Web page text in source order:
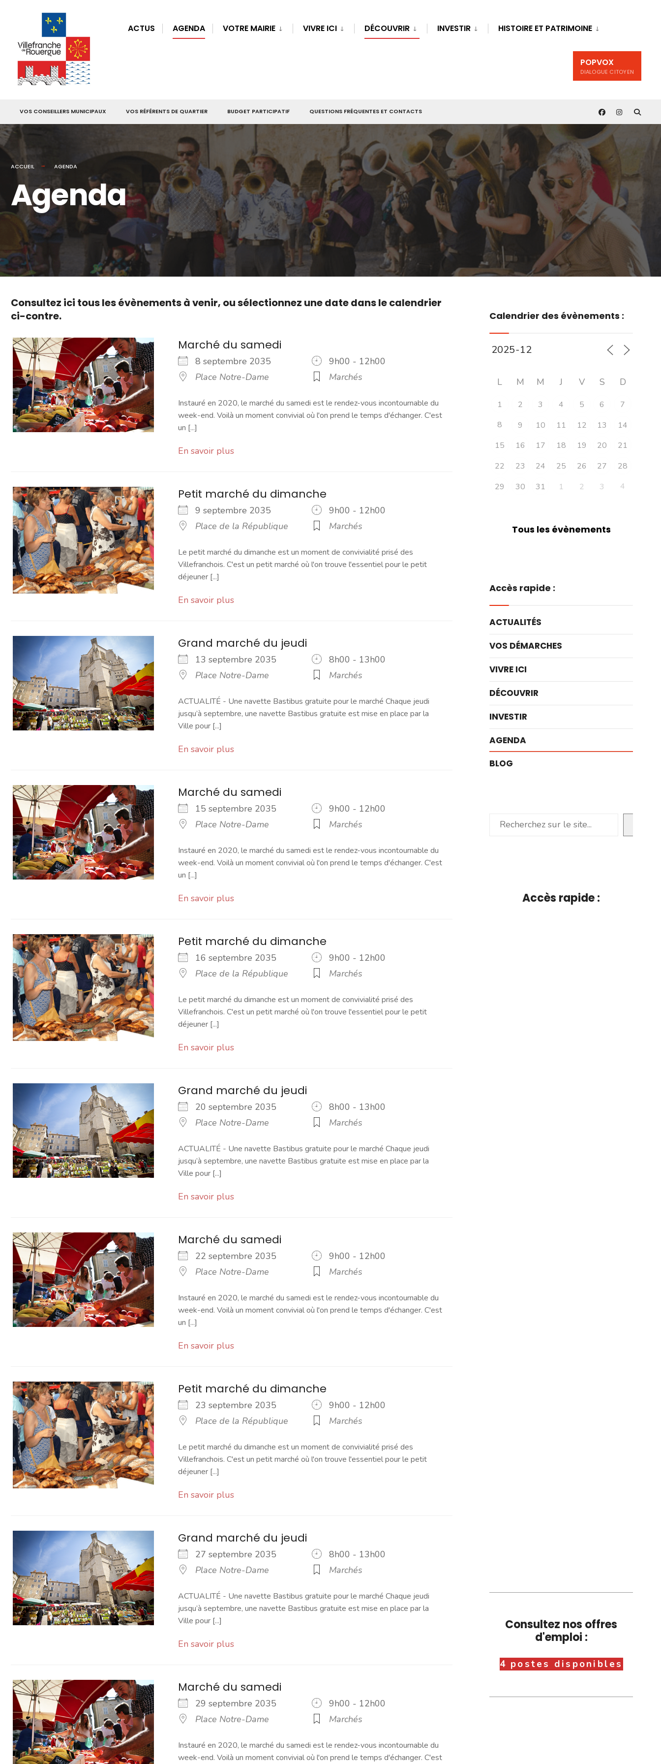
ACTUS AGENDA VOTRE MAIRIE VIVRE ICI DÉCOUVRIR INVESTIR HISTOIRE ET PATRIMOINE
POPVOX
DIALOGUE CITOYEN
VOS CONSEILLERS MUNICIPAUX VOS RÉFÉRENTS DE QUARTIER BUDGET PARTICIPATIF QUESTIONS FRÉQUENTES ET CONTACTS
ACCUEIL AGENDA
Agenda
Consultez ici tous les évènements à venir, ou sélectionnez une date dans le calendrier
ci-contre.
Marché du samedi
8 septembre 2035
9h00 - 12h00
Place Notre-Dame
Marchés
Instauré en 2020, le marché du samedi est le rendez-vous incontournable du
week-end. Voilà un moment convivial où l'on prend le temps d'échanger. C'est
un [...]
En savoir plus
Petit marché du dimanche
9 septembre 2035
9h00 - 12h00
Place de la République
Marchés
Le petit marché du dimanche est un moment de convivialité prisé des
Villefranchois. C'est un petit marché où l'on trouve l'essentiel pour le petit
déjeuner [...]
En savoir plus
Grand marché du jeudi
13 septembre 2035
8h00 - 13h00
Place Notre-Dame
Marchés
ACTUALITÉ - Une navette Bastibus gratuite pour le marché Chaque jeudi
jusqu’à septembre, une navette Bastibus gratuite est mise en place par la
Ville pour [...]
En savoir plus
Marché du samedi
15 septembre 2035
9h00 - 12h00
Place Notre-Dame
Marchés
Instauré en 2020, le marché du samedi est le rendez-vous incontournable du
week-end. Voilà un moment convivial où l'on prend le temps d'échanger. C'est
un [...]
En savoir plus
Petit marché du dimanche
16 septembre 2035
9h00 - 12h00
Place de la République
Marchés
Le petit marché du dimanche est un moment de convivialité prisé des
Villefranchois. C'est un petit marché où l'on trouve l'essentiel pour le petit
déjeuner [...]
En savoir plus
Grand marché du jeudi
20 septembre 2035
8h00 - 13h00
Place Notre-Dame
Marchés
ACTUALITÉ - Une navette Bastibus gratuite pour le marché Chaque jeudi
jusqu’à septembre, une navette Bastibus gratuite est mise en place par la
Ville pour [...]
En savoir plus
Marché du samedi
22 septembre 2035
9h00 - 12h00
Place Notre-Dame
Marchés
Instauré en 2020, le marché du samedi est le rendez-vous incontournable du
week-end. Voilà un moment convivial où l'on prend le temps d'échanger. C'est
un [...]
En savoir plus
Petit marché du dimanche
23 septembre 2035
9h00 - 12h00
Place de la République
Marchés
Le petit marché du dimanche est un moment de convivialité prisé des
Villefranchois. C'est un petit marché où l'on trouve l'essentiel pour le petit
déjeuner [...]
En savoir plus
Grand marché du jeudi
27 septembre 2035
8h00 - 13h00
Place Notre-Dame
Marchés
ACTUALITÉ - Une navette Bastibus gratuite pour le marché Chaque jeudi
jusqu’à septembre, une navette Bastibus gratuite est mise en place par la
Ville pour [...]
En savoir plus
Marché du samedi
29 septembre 2035
9h00 - 12h00
Place Notre-Dame
Marchés
Instauré en 2020, le marché du samedi est le rendez-vous incontournable du
week-end. Voilà un moment convivial où l'on prend le temps d'échanger. C'est
Calendrier des évènements :
L M M J V S D
1 2 3 4 5 6
7
8
9 10 11 12 13
14
15
16 17 18 19 20
21
22
23 24 25 26 27
28
29
30 31 1 2 3 4
Tous les évènements
Accès rapide :
ACTUALITÉS
VOS DÉMARCHES
VIVRE ICI
DÉCOUVRIR
INVESTIR
AGENDA
BLOG
Rechercher
Accès rapide :
Consultez nos offres
d'emploi :
4 postes disponibles